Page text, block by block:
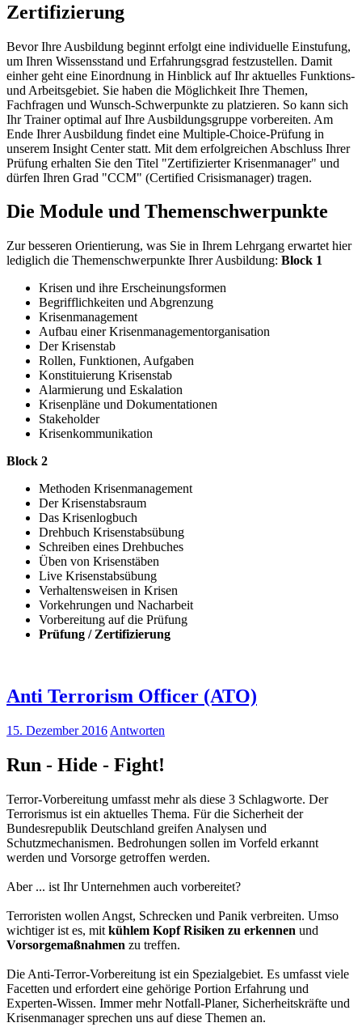
Zertifizierung
Bevor Ihre Ausbildung beginnt erfolgt eine individuelle Einstufung,
um Ihren Wissensstand und Erfahrungsgrad festzustellen. Damit
einher geht eine Einordnung in Hinblick auf Ihr aktuelles Funktions-
und Arbeitsgebiet. Sie haben die Möglichkeit Ihre Themen,
Fachfragen und Wunsch-Schwerpunkte zu platzieren. So kann sich
Ihr Trainer optimal auf Ihre Ausbildungsgruppe vorbereiten. Am
Ende Ihrer Ausbildung findet eine Multiple-Choice-Prüfung in
unserem Insight Center statt. Mit dem erfolgreichen Abschluss Ihrer
Prüfung erhalten Sie den Titel "Zertifizierter Krisenmanager" und
dürfen Ihren Grad "CCM" (Certified Crisismanager) tragen.
Die Module und Themenschwerpunkte
Zur besseren Orientierung, was Sie in Ihrem Lehrgang erwartet hier
lediglich die Themenschwerpunkte Ihrer Ausbildung: Block 1
Krisen und ihre Erscheinungsformen
Begrifflichkeiten und Abgrenzung
Krisenmanagement
Aufbau einer Krisenmanagementorganisation
Der Krisenstab
Rollen, Funktionen, Aufgaben
Konstituierung Krisenstab
Alarmierung und Eskalation
Krisenpläne und Dokumentationen
Stakeholder
Krisenkommunikation
Block 2
Methoden Krisenmanagement
Der Krisenstabsraum
Das Krisenlogbuch
Drehbuch Krisenstabsübung
Schreiben eines Drehbuches
Üben von Krisenstäben
Live Krisenstabsübung
Verhaltensweisen in Krisen
Vorkehrungen und Nacharbeit
Vorbereitung auf die Prüfung
Prüfung / Zertifizierung
Anti Terrorism Officer (ATO)
15. Dezember 2016 Antworten
Run - Hide - Fight!
Terror-Vorbereitung umfasst mehr als diese 3 Schlagworte. Der
Terrorismus ist ein aktuelles Thema. Für die Sicherheit der
Bundesrepublik Deutschland greifen Analysen und
Schutzmechanismen. Bedrohungen sollen im Vorfeld erkannt
werden und Vorsorge getroffen werden.
Aber ... ist Ihr Unternehmen auch vorbereitet?
Terroristen wollen Angst, Schrecken und Panik verbreiten. Umso
wichtiger ist es, mit kühlem Kopf Risiken zu erkennen und
Vorsorgemaßnahmen zu treffen.
Die Anti-Terror-Vorbereitung ist ein Spezialgebiet. Es umfasst viele
Facetten und erfordert eine gehörige Portion Erfahrung und
Experten-Wissen. Immer mehr Notfall-Planer, Sicherheitskräfte und
Krisenmanager sprechen uns auf diese Themen an.